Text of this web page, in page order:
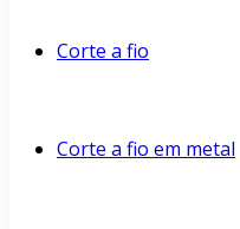
Corte a fio
Corte a fio em metal